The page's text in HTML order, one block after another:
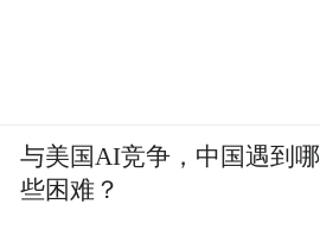
与美国AI竞争，中国遇到哪
些困难？